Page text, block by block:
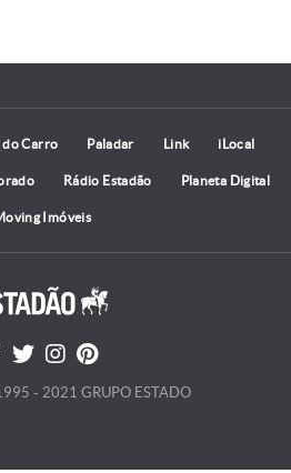
do Carro Paladar Link iLocal
Rádio Estadão Planeta Digital
Imóveis
- 2021 GRUPO ESTADO